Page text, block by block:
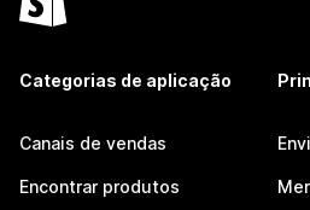
Categorias de aplicação
Canais de vendas
Encontrar produtos